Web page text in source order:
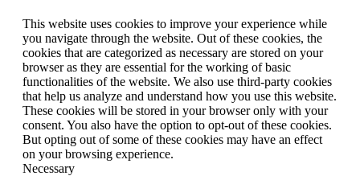
This website uses cookies to improve your experience while
you navigate through the website. Out of these cookies, the
cookies that are categorized as necessary are stored on your
browser as they are essential for the working of basic
functionalities of the website. We also use third-party cookies
that help us analyze and understand how you use this website.
These cookies will be stored in your browser only with your
consent. You also have the option to opt-out of these cookies.
But opting out of some of these cookies may have an effect
on your browsing experience.
Necessary